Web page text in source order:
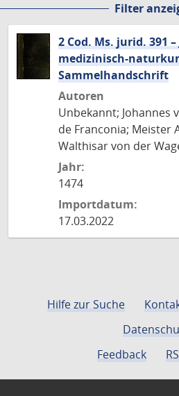
Filter
2 Cod. Ms. jurid. 391
medizinisch-
Sammelhandschrift
Autoren
Unbekannt; Johannes
de Franconia; Meister
Walthisar von der
Jahr:
1474
Importdatum:
17.03.2022
Hilfe zur Suche
Feedback